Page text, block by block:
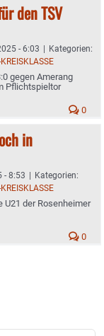
den TSV
- 6:03 | Kategorien:
gegen Amerang
Pflichtspieltor
0
in
- 8:53 | Kategorien:
U21 der Rosenheimer
0